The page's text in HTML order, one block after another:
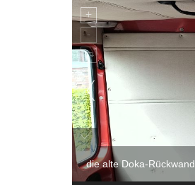
die alte Doka-Rückwand